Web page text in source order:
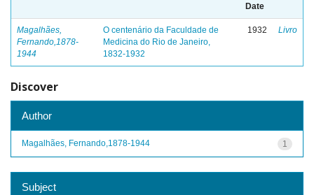
Date
Magalhães,
Fernando,1878-
1944
O centenário da Faculdade de
Medicina do Rio de Janeiro,
1832-1932
1932 Livro
Discover
Author
1
Magalhães, Fernando,1878-1944
Subject